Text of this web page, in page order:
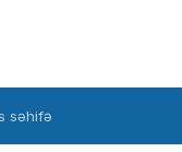
səhifə